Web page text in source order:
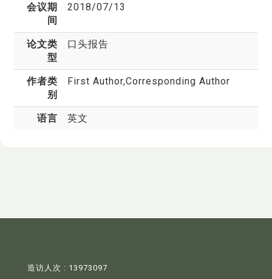
会议期
间
2018/07/13
论文类
型
口头报告
作者类
别
First Author,Corresponding Author
语言 英文
造访人次 : 13973097